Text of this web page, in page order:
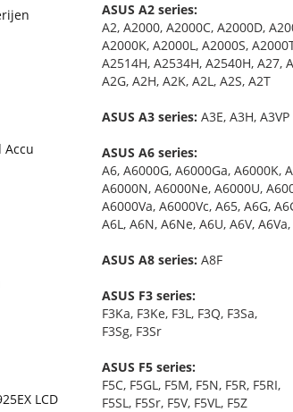
Accu
LCD
ASUS A2 series:
A2, A2000, A2000C, A2000D,
A2000K, A2000L, A2000S,
A2514H, A2534H, A2540H, A27,
A2G, A2H, A2K, A2L, A2S, A2T
ASUS A3 series: A3E, A3H, A3VP
ASUS A6 series:
A6, A6000G, A6000Ga, A6000K,
A6000N, A6000Ne, A6000U,
A6000Va, A6000Vc, A65, A6G,
A6L, A6N, A6Ne, A6U, A6V, A6Va,
ASUS A8 series: A8F
ASUS F3 series:
F3Ka, F3Ke, F3L, F3Q, F3Sa,
F3Sg, F3Sr
ASUS F5 series:
F5C, F5GL, F5M, F5N, F5R, F5RI,
F5SL, F5Sr, F5V, F5VL, F5Z